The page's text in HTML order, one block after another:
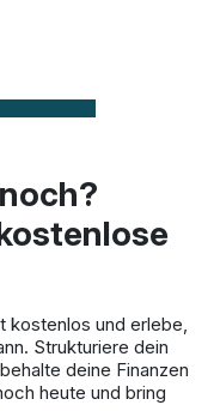
kostenlos und erlebe,
Strukturiere dein
deine Finanzen
heute und bring